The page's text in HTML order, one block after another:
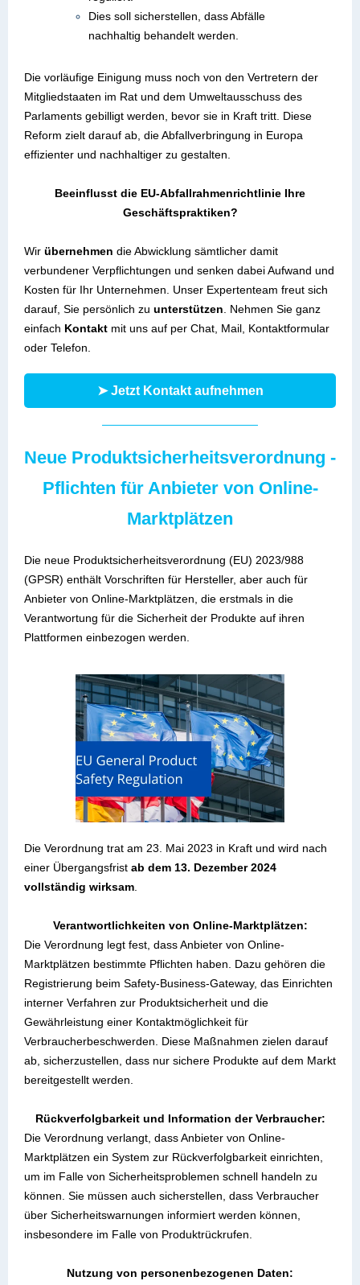
Dies soll sicherstellen, dass Abfälle
nachhaltig behandelt werden.
Die vorläufige Einigung muss noch von den Vertretern der
Mitgliedstaaten im Rat und dem Umweltausschuss des
Parlaments gebilligt werden, bevor sie in Kraft tritt. Diese
Reform zielt darauf ab, die Abfallverbringung in Europa
effizienter und nachhaltiger zu gestalten.
Beeinflusst die EU-Abfallrahmenrichtlinie Ihre
Geschäftspraktiken?
Wir übernehmen die Abwicklung sämtlicher damit
verbundener Verpflichtungen und senken dabei Aufwand und
Kosten für Ihr Unternehmen. Unser Expertenteam freut sich
darauf, Sie persönlich zu unterstützen . Nehmen Sie ganz
einfach Kontakt mit uns auf per Chat, Mail, Kontaktformular
oder Telefon.
➤ Jetzt Kontakt aufnehmen
Neue Produktsicherheitsverordnung -
Pflichten für Anbieter von Online-
Marktplätzen
Die neue Produktsicherheitsverordnung (EU) 2023/988
(GPSR) enthält Vorschriften für Hersteller, aber auch für
Anbieter von Online-Marktplätzen, die erstmals in die
Verantwortung für die Sicherheit der Produkte auf ihren
Plattformen einbezogen werden.
Die Verordnung trat am 23. Mai 2023 in Kraft und wird nach
einer Übergangsfrist ab dem 13. Dezember 2024
vollständig wirksam
Verantwortlichkeiten von Online-Marktplätzen:
Die Verordnung legt fest, dass Anbieter von Online-
Marktplätzen bestimmte Pflichten haben. Dazu gehören die
Registrierung beim Safety-Business-Gateway, das Einrichten
interner Verfahren zur Produktsicherheit und die
Gewährleistung einer Kontaktmöglichkeit für
Verbraucherbeschwerden. Diese Maßnahmen zielen darauf
ab, sicherzustellen, dass nur sichere Produkte auf dem Markt
bereitgestellt werden.
Rückverfolgbarkeit und Information der Verbraucher:
Die Verordnung verlangt, dass Anbieter von Online-
Marktplätzen ein System zur Rückverfolgbarkeit einrichten,
um im Falle von Sicherheitsproblemen schnell handeln zu
können. Sie müssen auch sicherstellen, dass Verbraucher
über Sicherheitswarnungen informiert werden können,
insbesondere im Falle von Produktrückrufen.
Nutzung von personenbezogenen Daten: